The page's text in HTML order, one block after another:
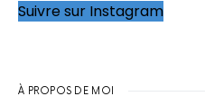
Suivre sur Instagram
À PROPOS DE MOI